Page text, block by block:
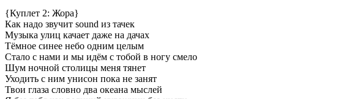
{Куплет 2: Жора}
Как надо звучит sound из тачек
Музыка улиц качает даже на дачах
Тёмное синее небо одним целым
Стало с нами и мы идём с тобой в ногу смело
Шум ночной столицы меня тянет
Уходить с ним унисон пока не занят
Твои глаза словно два океана мыслей